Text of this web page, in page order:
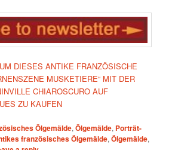
DIESES ANTIKE FRANZÖSISCHE
MUSKETIERE“ MIT DER
CHIAROSCURO AUF
ZU KAUFEN
Ölgemälde,Ölgemälde, Porträt-
französisches Ölgemälde,Ölgemälde,